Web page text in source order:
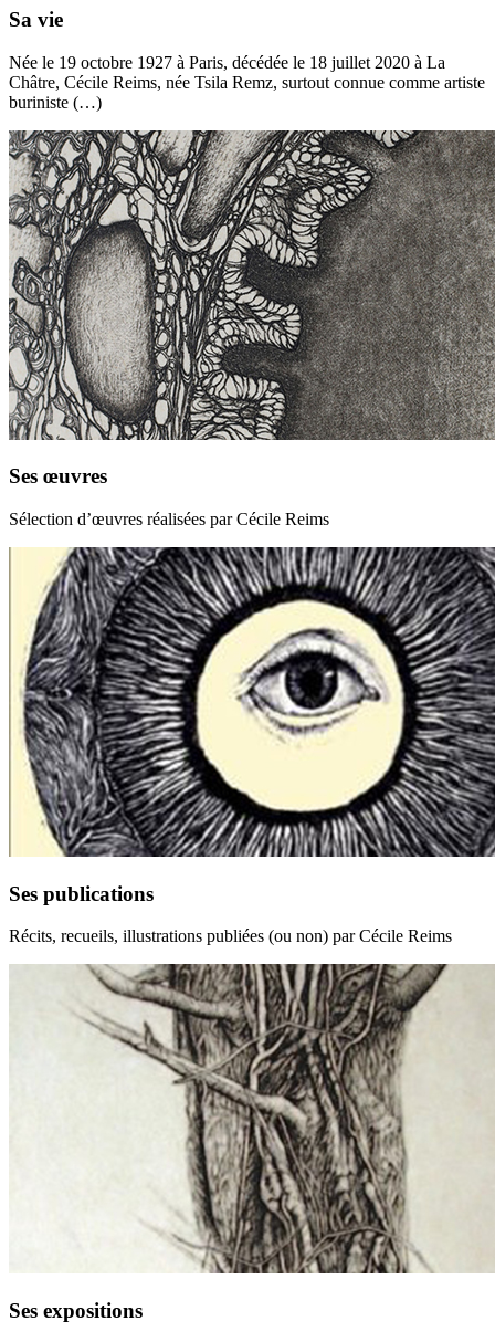
Sa vie
Née le 19 octobre 1927 à Paris, décédée le 18 juillet 2020 à La
Châtre, Cécile Reims, née Tsila Remz, surtout connue comme artiste
buriniste (…)
Ses œuvres
Sélection d’œuvres réalisées par Cécile Reims
Ses publications
Récits, recueils, illustrations publiées (ou non) par Cécile Reims
Ses expositions